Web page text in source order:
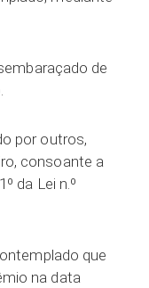
de
por outros,
consoante a
da Lei n.º
que
na data